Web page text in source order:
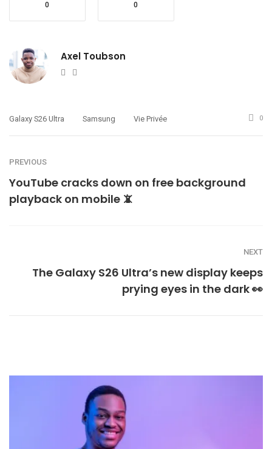
0 0
Axel Toubson
Website
Galaxy S26 Ultra Samsung Vie Privée 0
PREVIOUS
YouTube cracks down on free background
playback on mobile 📵
NEXT
The Galaxy S26 Ultra’s new display keeps
prying eyes in the dark 👀